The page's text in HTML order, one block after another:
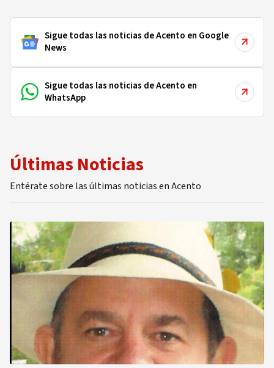
Sigue todas las noticias de Acento en Google
News
Sigue todas las noticias de Acento en
WhatsApp